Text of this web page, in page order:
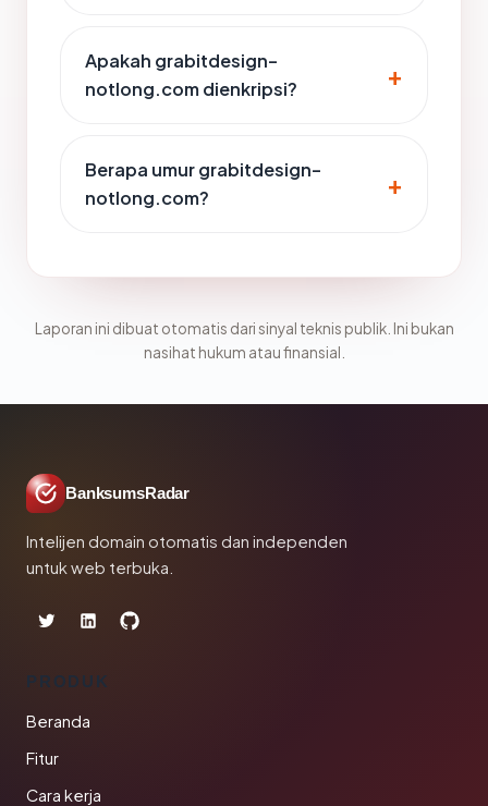
Apakah grabitdesign-
notlong.com dienkripsi?
Berapa umur grabitdesign-
notlong.com?
Laporan ini dibuat otomatis dari sinyal teknis publik. Ini bukan
nasihat hukum atau finansial.
BanksumsRadar
Intelijen domain otomatis dan independen
untuk web terbuka.
PRODUK
Beranda
Fitur
Cara kerja